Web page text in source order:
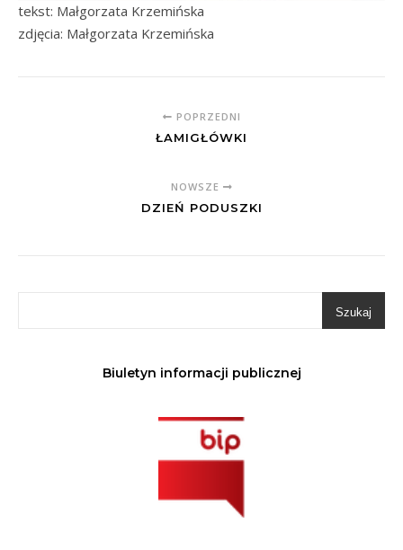
tekst: Małgorzata Krzemińska
zdjęcia: Małgorzata Krzemińska
POPRZEDNI
ŁAMIGŁÓWKI
NOWSZE
DZIEŃ PODUSZKI
Szukaj
Biuletyn informacji publicznej